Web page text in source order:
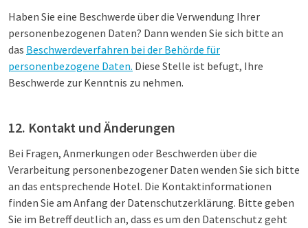
Haben Sie eine Beschwerde über die Verwendung Ihrer
personenbezogenen Daten? Dann wenden Sie sich bitte an
das Beschwerdeverfahren bei der Behörde für
personenbezogene Daten. Diese Stelle ist befugt, Ihre
Beschwerde zur Kenntnis zu nehmen.
12. Kontakt und Änderungen
Bei Fragen, Anmerkungen oder Beschwerden über die
Verarbeitung personenbezogener Daten wenden Sie sich bitte
an das entsprechende Hotel. Die Kontaktinformationen
finden Sie am Anfang der Datenschutzerklärung. Bitte geben
Sie im Betreff deutlich an, dass es um den Datenschutz geht